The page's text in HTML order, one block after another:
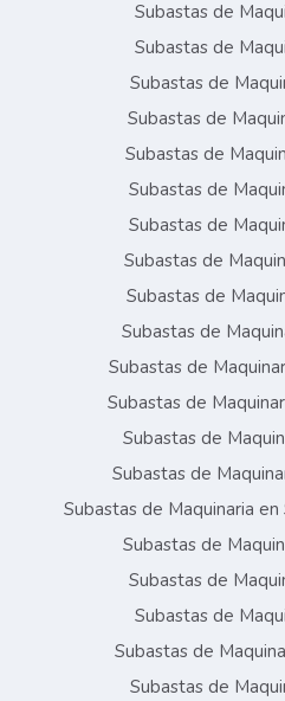
Subastas de
Subastas de
Subastas de
Subastas de
Subastas de
Subastas de
Subastas de
Subastas de
Subastas de
Subastas de
Subastas de
Subastas de
Subastas de
Subastas de
Subastas de Maquinaria
Subastas de
Subastas de
Subastas de
Subastas de
Subastas de